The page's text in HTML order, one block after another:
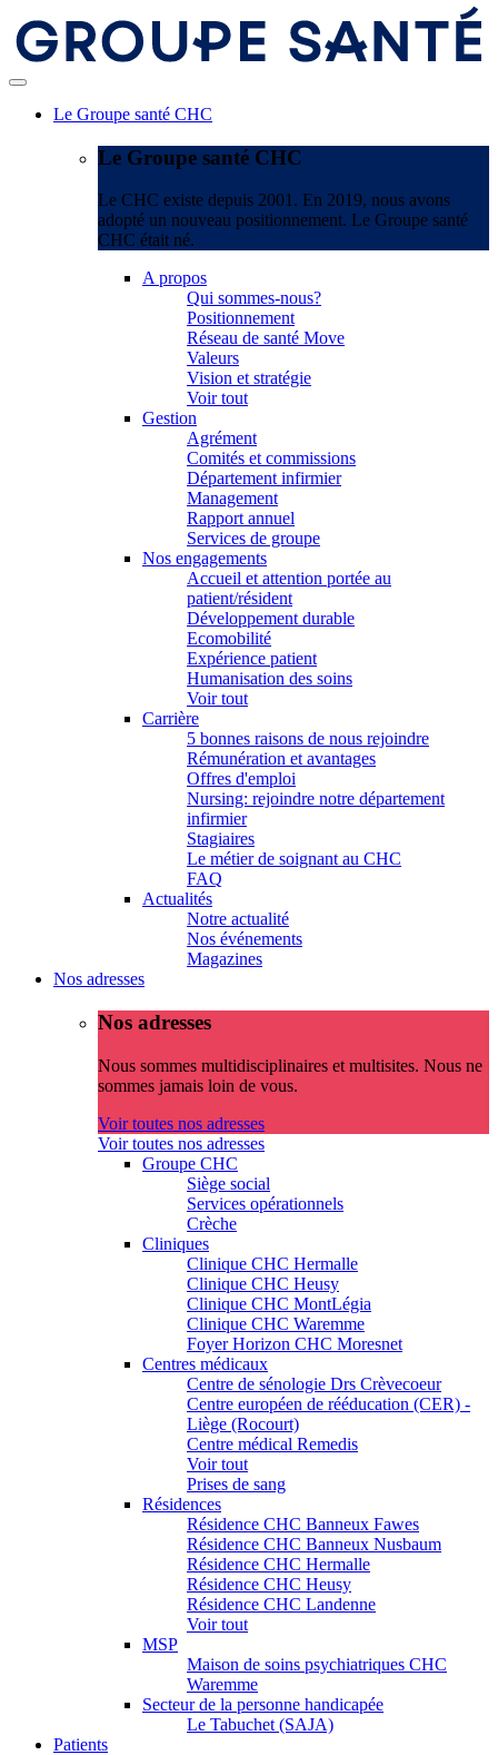
Le Groupe santé CHC
Le Groupe santé CHC
Le CHC existe depuis 2001. En 2019, nous avons
adopté un nouveau positionnement. Le Groupe santé
CHC était né.
A propos
Qui sommes-nous?
Positionnement
Réseau de santé Move
Valeurs
Vision et stratégie
Voir tout
Gestion
Agrément
Comités et commissions
Département infirmier
Management
Rapport annuel
Services de groupe
Nos engagements
Accueil et attention portée au
patient/résident
Développement durable
Ecomobilité
Expérience patient
Humanisation des soins
Voir tout
Carrière
5 bonnes raisons de nous rejoindre
Rémunération et avantages
Offres d'emploi
Nursing: rejoindre notre département
infirmier
Stagiaires
Le métier de soignant au CHC
FAQ
Actualités
Notre actualité
Nos événements
Magazines
Nos adresses
Nos adresses
Nous sommes multidisciplinaires et multisites. Nous ne
sommes jamais loin de vous.
Voir toutes nos adresses
Voir toutes nos adresses
Groupe CHC
Siège social
Services opérationnels
Crèche
Cliniques
Clinique CHC Hermalle
Clinique CHC Heusy
Clinique CHC MontLégia
Clinique CHC Waremme
Foyer Horizon CHC Moresnet
Centres médicaux
Centre de sénologie Drs Crèvecoeur
Centre européen de rééducation (CER) -
Liège (Rocourt)
Centre médical Remedis
Voir tout
Prises de sang
Résidences
Résidence CHC Banneux Fawes
Résidence CHC Banneux Nusbaum
Résidence CHC Hermalle
Résidence CHC Heusy
Résidence CHC Landenne
Voir tout
MSP
Maison de soins psychiatriques CHC
Waremme
Secteur de la personne handicapée
Le Tabuchet (SAJA)
Patients